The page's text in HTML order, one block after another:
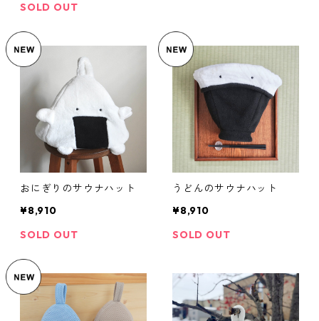
SOLD OUT
おにぎりのサウナハット
¥8,910
SOLD OUT
うどんのサウナハット
¥8,910
SOLD OUT